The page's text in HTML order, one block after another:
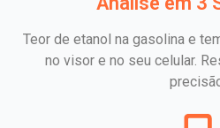
Teor de etanol na gasolina e
no visor e no seu celular.